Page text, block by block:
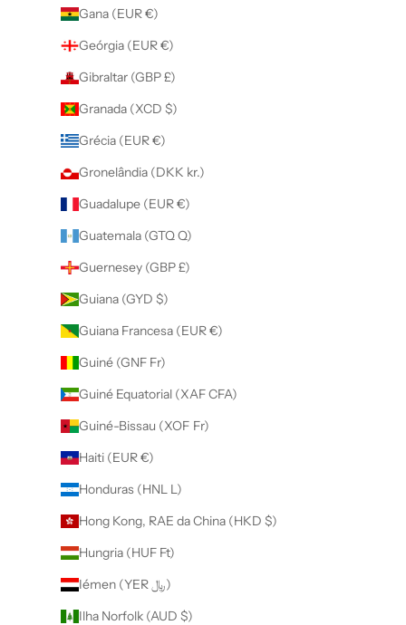
Gana (EUR €)
Geórgia (EUR €)
Gibraltar (GBP £)
Granada (XCD $)
Grécia (EUR €)
Gronelândia (DKK kr.)
Guadalupe (EUR €)
Guatemala (GTQ Q)
Guernesey (GBP £)
Guiana (GYD $)
Guiana Francesa (EUR €)
Guiné (GNF Fr)
Guiné Equatorial (XAF CFA)
Guiné-Bissau (XOF Fr)
Haiti (EUR €)
Honduras (HNL L)
Hong Kong, RAE da China (HKD $)
Hungria (HUF Ft)
Iémen (YER ﷼)
Ilha Norfolk (AUD $)